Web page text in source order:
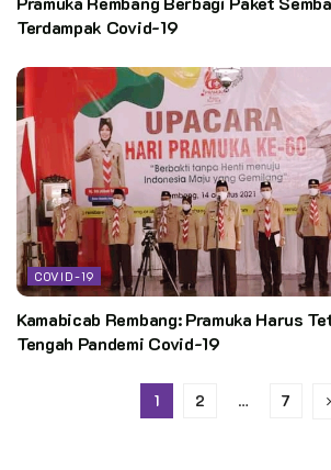
Terdampak Covid-19
COVID-19
Kamabicab Rembang: Pramuka Harus
Tengah Pandemi Covid-19
1 2 … 7